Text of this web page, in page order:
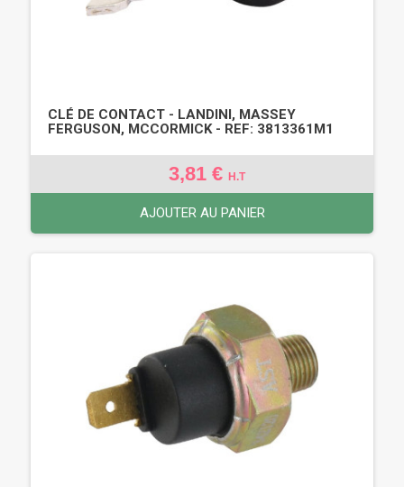
CLÉ DE CONTACT - LANDINI, MASSEY
FERGUSON, MCCORMICK - REF: 3813361M1
3,81 € H.T
AJOUTER AU PANIER